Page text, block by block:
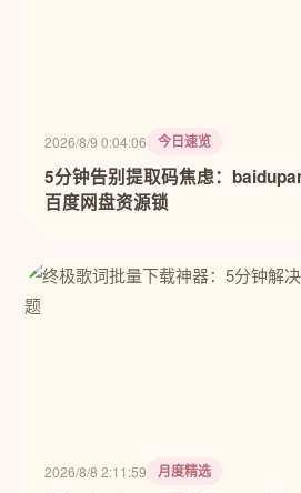
2026/8/9 0:04:06 今日速览
5分钟告别提取码焦虑：
百度网盘资源锁
2026/8/8 2:11:59 月度精选